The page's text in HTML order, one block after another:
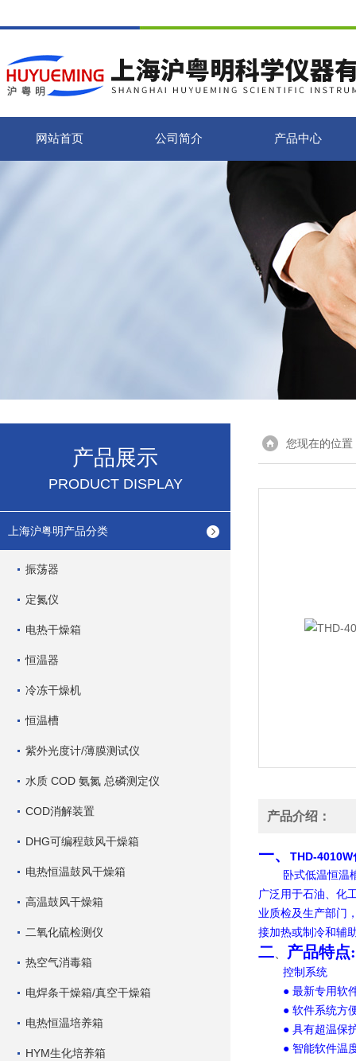
网站首页 公司简介 产品中心
产品展示
PRODUCT DISPLAY
上海沪粤明产品分类
振荡器
定氮仪
电热干燥箱
恒温器
冷冻干燥机
恒温槽
紫外光度计/薄膜测试仪
水质 COD 氨氮 总磷测定仪
COD消解装置
DHG可编程鼓风干燥箱
电热恒温鼓风干燥箱
高温鼓风干燥箱
二氧化硫检测仪
热空气消毒箱
电焊条干燥箱/真空干燥箱
电热恒温培养箱
HYM生化培养箱
您现在的位置
产品介绍：
一、 THD-
卧式低温恒温
广泛用于石油、化
业质检及生产部门
接加热或制冷和辅
二 产品特点
控制系统
● 最新专用软
● 软件系统方
● 具有超温保
● 智能软件温